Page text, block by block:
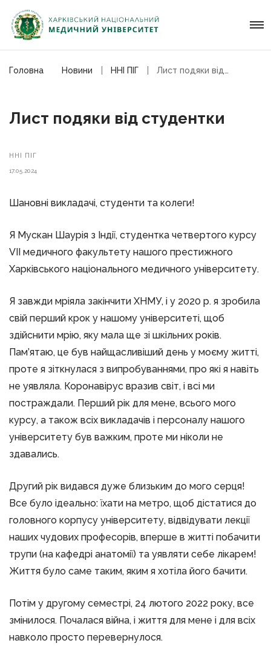
Головна Новини ННІ ПІГ
Лист подяки від студентки
ННІ ПІГ
17.05.2024
Шановні викладачі, студенти та колеги!
Я Мускан Шаурія з Індії, студентка четвертого курсу
VII медичного факультету нашого престижного
Харківського національного медичного університету.
Я завжди мріяла закінчити ХНМУ, і у 2020 р. я зробила
свій перший крок у нашому університеті, щоб
здійснити мрію, яку мала ще зі шкільних років.
Пам’ятаю, це був найщасливіший день у моєму житті,
проте я зіткнулася з випробуваннями, про які я навіть
не уявляла. Коронавірус вразив світ, і всі ми
постраждали. Перший рік для мене, всього мого
курсу, а також всіх викладачів і персоналу нашого
університету був важким, проте ми ніколи не
здавались.
Другий рік видався дуже близьким до мого серця!
Все було ідеально: їхати на метро, щоб дістатися до
головного корпусу університету, відвідувати лекції
наших чудових професорів, вперше в житті побачити
трупи (на кафедрі анатомії) та уявляти себе лікарем!
Життя було саме таким, яким я хотіла його бачити.
Потім у другому семестрі, 24 лютого 2022 року, все
змінилося. Почалася війна, і життя для мене і для всіх
навколо просто перевернулося.